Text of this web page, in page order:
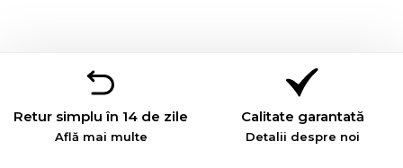
Retur simplu în 14 de zile
Află mai multe
Calitate garantată
Detalii despre noi